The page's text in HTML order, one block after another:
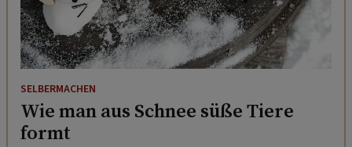
SELBERMACHEN
Wie man aus Schnee süße Tiere
formt